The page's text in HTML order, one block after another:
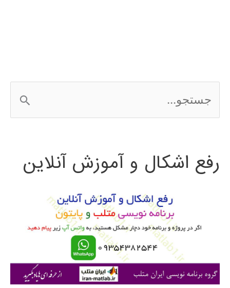
س
ج
ی
رفع اشکال و آموزش آنلاین